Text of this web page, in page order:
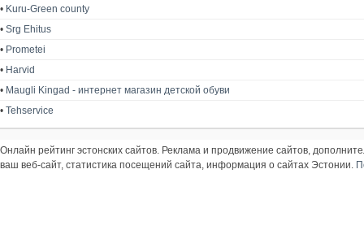
• Kuru-Green county
• Srg Ehitus
• Prometei
• Harvid
• Maugli Kingad - интернет магазин детской обуви
• Tehservice
Онлайн рейтинг эстонских сайтов. Реклама и продвижение сайтов,
ваш веб-сайт, статистика посещений сайта, информация о сайтах Эстонии.